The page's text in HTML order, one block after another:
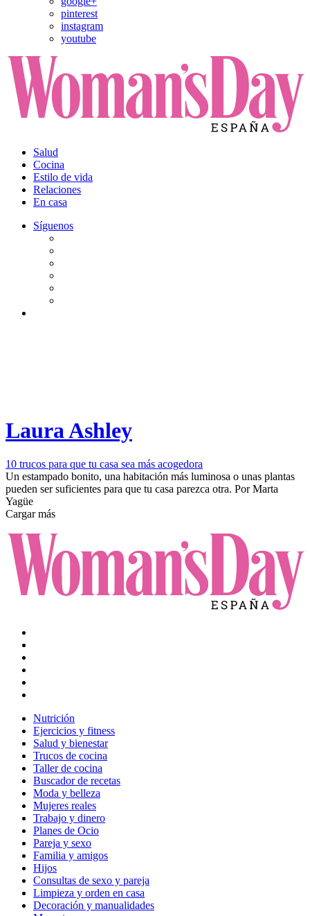
pinterest
instagram
youtube
Salud
Cocina
Estilo de vida
Relaciones
En casa
Síguenos
Laura Ashley
10 trucos para que tu casa sea más acogedora
Un estampado bonito, una habitación más luminosa o unas plantas
pueden ser suficientes para que tu casa parezca otra. PorMarta
Yagüe
Cargar más
Nutrición
Ejercicios y fitness
Salud y bienestar
Trucos de cocina
Taller de cocina
Buscador de recetas
Moda y belleza
Mujeres reales
Trabajo y dinero
Planes de Ocio
Pareja y sexo
Familia y amigos
Hijos
Consultas de sexo y pareja
Limpieza y orden en casa
Decoración y manualidades